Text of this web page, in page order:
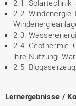
2.1.
2.2. Windenergie:
2.3.
2.4. Geothermie:
ihre Nutzung,
2.5.
Lernergebnisse /